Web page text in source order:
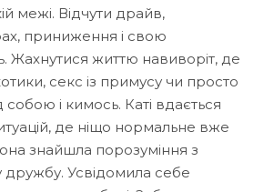
межі. Відчути драйв,
приниження і свою
Жахнутися життю навиворіт, де
секс із примусу чи просто
собою і кимось. Каті вдається
де ніщо нормальне вже
знайшла порозуміння з
дружбу. Усвідомила себе